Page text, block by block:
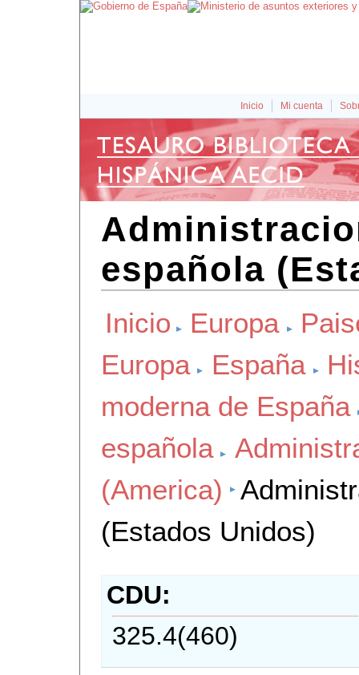
Inicio Mi cuenta
española
Inicio Europa
Europa
España
moderna de España
española
(America)
(Estados Unidos)
CDU
325.4(460)